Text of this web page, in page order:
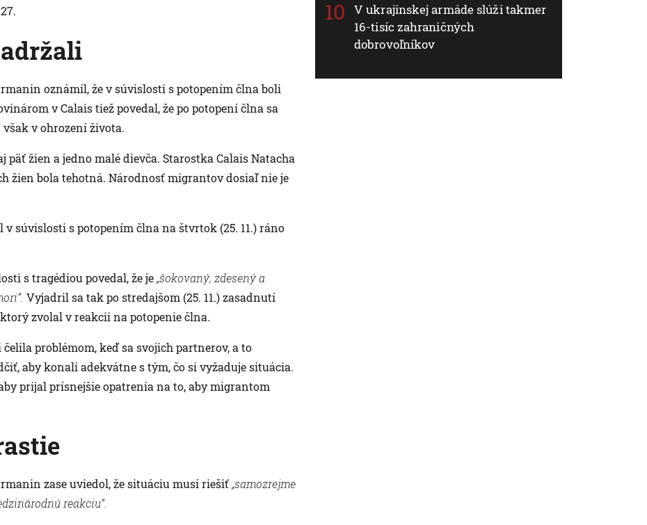
oznámil, že v súvislosti s potopením člna boli
v Calais tiež povedal, že po potopení člna sa
v ohrození života.
päť žien a jedno malé dievča. Starostka Calais Natacha
žien bola tehotná. Národnosť migrantov dosiaľ nie je
súvislosti s potopením člna na štvrtok (25. 11.) ráno
s tragédiou povedal, že je„šokovaný, zdesený a
Vyjadril sa tak po stredajšom (25. 11.) zasadnutí
zvolal v reakcii na potopenie člna.
problémom, keď sa svojich partnerov, a to
aby konali adekvátne s tým, čo si vyžaduje situácia.
prijal prísnejšie opatrenia na to, aby migrantom
zase uviedol, že situáciu musí riešiť„samozrejme
reakciu“.
V ukrajinskej armáde slúži takmer
16-tisíc zahraničných
dobrovoľníkov